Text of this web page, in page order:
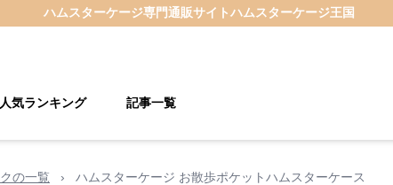
ハムスターケージ専門通販サイトハムスターケージ王国
気ランキング 記事一覧
の一覧 › ハムスターケージ お散歩ポケットハムスターケース